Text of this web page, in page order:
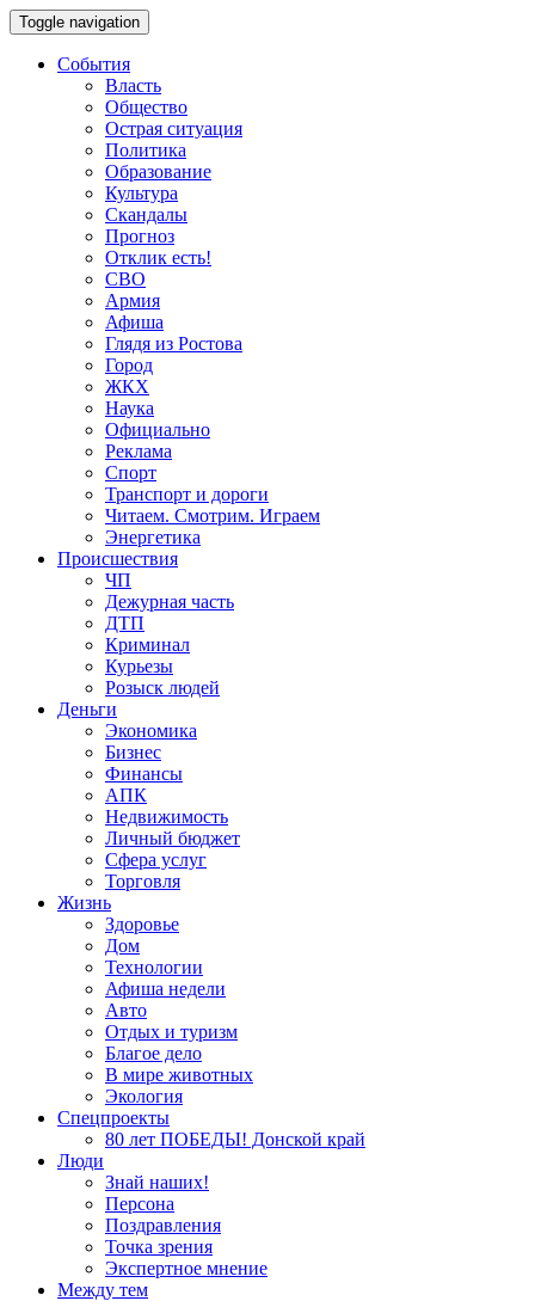
Toggle navigation
События
Власть
Общество
Острая ситуация
Политика
Образование
Культура
Скандалы
Прогноз
Отклик есть!
СВО
Армия
Афиша
Глядя из Ростова
Город
ЖКХ
Наука
Официально
Реклама
Спорт
Транспорт и дороги
Читаем. Смотрим. Играем
Энергетика
Происшествия
ЧП
Дежурная часть
ДТП
Криминал
Курьезы
Розыск людей
Деньги
Экономика
Бизнес
Финансы
АПК
Недвижимость
Личный бюджет
Сфера услуг
Торговля
Жизнь
Здоровье
Дом
Технологии
Афиша недели
Авто
Отдых и туризм
Благое дело
В мире животных
Экология
Спецпроекты
80 лет ПОБЕДЫ! Донской край
Люди
Знай наших!
Персона
Поздравления
Точка зрения
Экспертное мнение
Между тем